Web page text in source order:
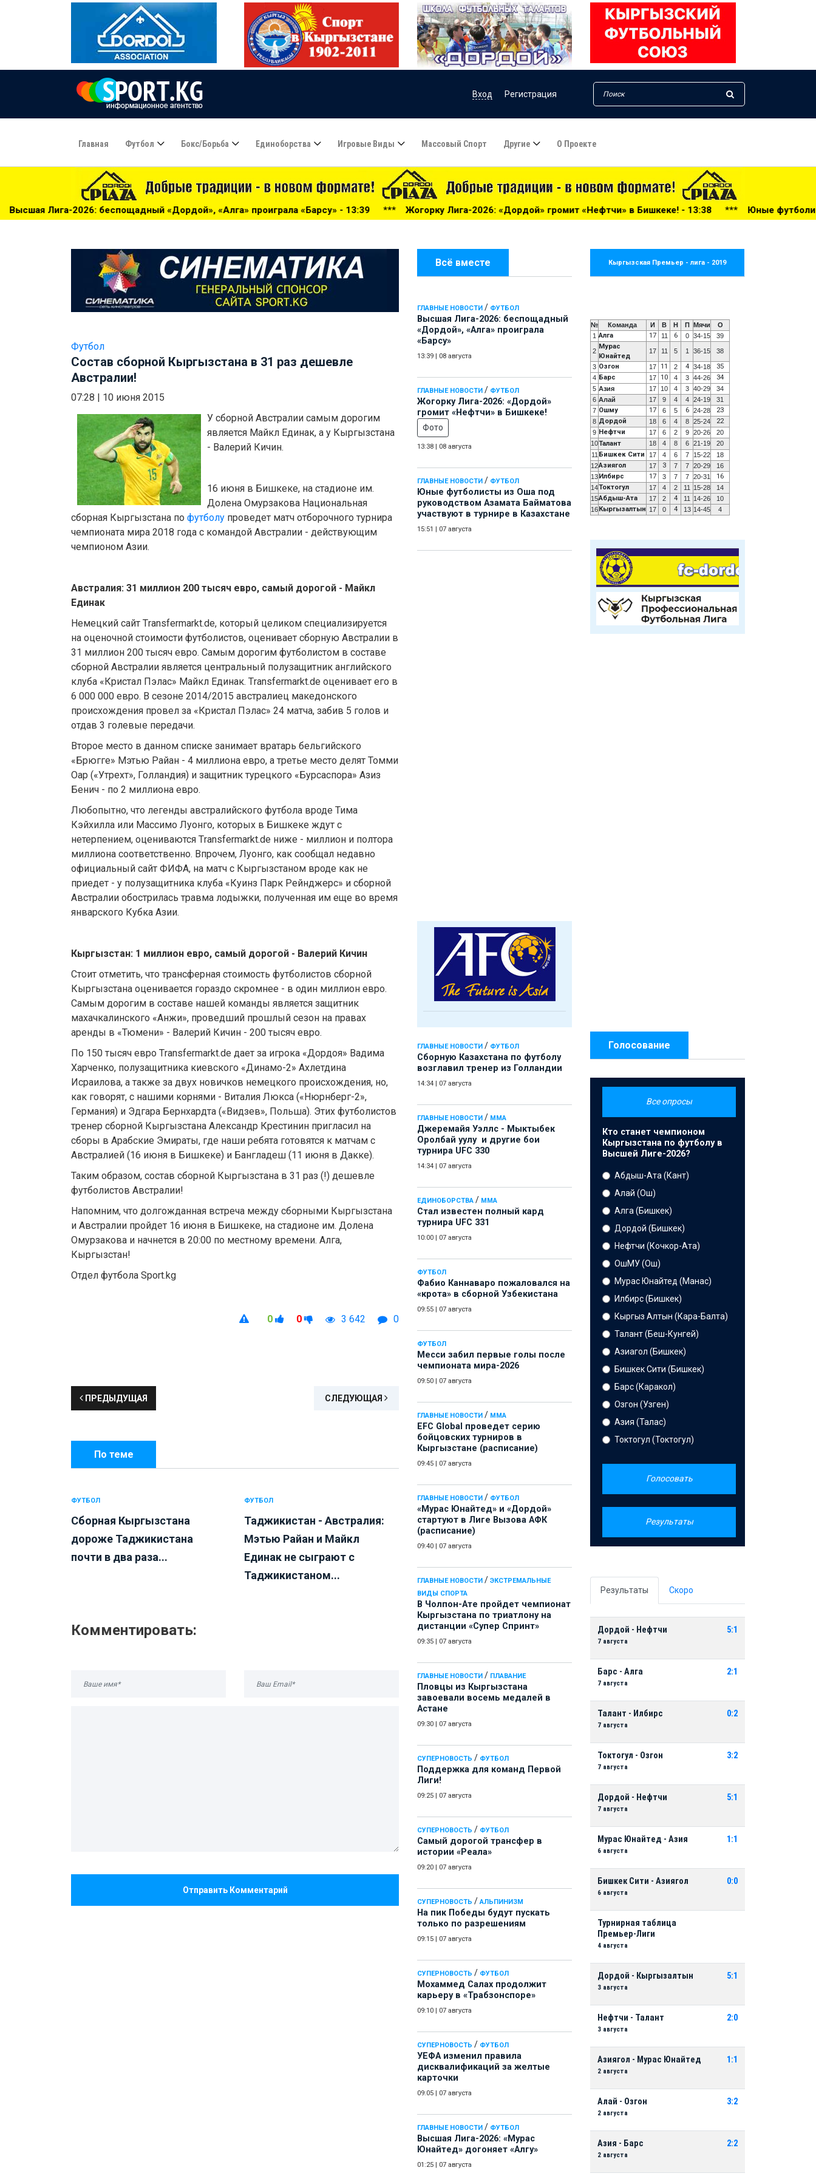
Вход Регистрация
Главная Футбол Бокс/борьба Единоборства Игровые Виды Массовый Спорт Другие О Проекте
«Дордой», «Алга» проиграла «Барсу» - 13:39 ***Жогорку Лига-2026: «Дордой» громит «Нефтчи» в Бишкеке! - 13:38 *** Юные футболисты из Оша под
Всё вместе
ГЛАВНЫЕ НОВОСТИ / ФУТБОЛ
Высшая Лига-2026: беспощадный
«Дордой», «Алга» проиграла
«Барсу»
13:39 08 августа
ГЛАВНЫЕ НОВОСТИ / ФУТБОЛ
Жогорку Лига-2026: «Дордой»
громит «Нефтчи» в Бишкеке!
Фото
13:38 08 августа
ГЛАВНЫЕ НОВОСТИ / ФУТБОЛ
Юные футболисты из Оша под
руководством Азамата Байматова
участвуют в турнире в Казахстане
15:51 07 августа
ГЛАВНЫЕ НОВОСТИ / ФУТБОЛ
Сборную Казахстана по футболу
возглавил тренер из Голландии
14:34 07 августа
ГЛАВНЫЕ НОВОСТИ / ММА
Джеремайя Уэллс - Мыктыбек
Оролбай уулу и другие бои
турнира UFC 330
14:34 07 августа
ЕДИНОБОРСТВА / ММА
Стал известен полный кард
турнира UFC 331
10:00 07 августа
ФУТБОЛ
Фабио Каннаваро пожаловался на
«крота» в сборной Узбекистана
09:55 07 августа
ФУТБОЛ
Месси забил первые голы после
чемпионата мира-2026
09:50 07 августа
ГЛАВНЫЕ НОВОСТИ / ММА
EFC Global проведет серию
бойцовских турниров в
Кыргызстане (расписание)
09:45 07 августа
ГЛАВНЫЕ НОВОСТИ / ФУТБОЛ
«Мурас Юнайтед» и «Дордой»
стартуют в Лиге Вызова АФК
(расписание)
09:40 07 августа
ГЛАВНЫЕ НОВОСТИ / ЭКСТРЕМАЛЬНЫЕ
ВИДЫ СПОРТА
В Чолпон-Ате пройдет чемпионат
Кыргызстана по триатлону на
дистанции «Супер Спринт»
09:35 07 августа
ГЛАВНЫЕ НОВОСТИ / ПЛАВАНИЕ
Пловцы из Кыргызстана
завоевали восемь медалей в
Астане
09:30 07 августа
СУПЕРНОВОСТЬ / ФУТБОЛ
Поддержка для команд Первой
Лиги!
09:25 07 августа
СУПЕРНОВОСТЬ / ФУТБОЛ
Самый дорогой трансфер в
истории «Реала»
09:20 07 августа
СУПЕРНОВОСТЬ / АЛЬПИНИЗМ
На пик Победы будут пускать
только по разрешениям
09:15 07 августа
СУПЕРНОВОСТЬ / ФУТБОЛ
Мохаммед Салах продолжит
карьеру в «Трабзонспоре»
09:10 07 августа
СУПЕРНОВОСТЬ / ФУТБОЛ
УЕФА изменил правила
дисквалификаций за желтые
карточки
09:05 07 августа
ГЛАВНЫЕ НОВОСТИ / ФУТБОЛ
Высшая Лига-2026: «Мурас
Юнайтед» догоняет «Алгу»
01:25 07 августа
Футбол
Состав сборной Кыргызстана в 31 раз дешевле
Австралии!
07:28
10 июня 2015
У сборной Австралии самым дорогим
является Майкл Единак, а у Кыргызстана
- Валерий Кичин.
16 июня в Бишкеке, на стадионе им.
Долена Омурзакова Национальная
сборная Кыргызстана по футболу проведет матч отборочного турнира
чемпионата мира 2018 года с командой Австралии - действующим
чемпионом Азии.
Австралия: 31 миллион 200 тысяч евро, самый дорогой - Майкл
Единак
Немецкий сайт Тransfermarkt.de, который целиком специализируется
на оценочной стоимости футболистов, оценивает сборную Австралии в
31 миллион 200 тысяч евро. Самым дорогим футболистом в составе
сборной Австралии является центральный полузащитник английского
клуба «Кристал Пэлас» Майкл Единак. Тransfermarkt.de оценивает его в
6 000 000 евро. В сезоне 2014/2015 австралиец македонского
происхождения провел за «Кристал Пэлас» 24 матча, забив 5 голов и
отдав 3 голевые передачи.
Второе место в данном списке занимает вратарь бельгийского
«Брюгге» Мэтью Райан - 4 миллиона евро, а третье место делят Томми
Оар («Утрехт», Голландия) и защитник турецкого «Бурсаспора» Азиз
Бенич - по 2 миллиона евро.
Любопытно, что легенды австралийского футбола вроде Тима
Кэйхилла или Массимо Луонго, которых в Бишкеке ждут с
нетерпением, оцениваются Тransfermarkt.de ниже - миллион и полтора
миллиона соответственно. Впрочем, Луонго, как сообщал недавно
официальный сайт ФИФА, на матч с Кыргызстаном вроде как не
приедет - у полузащитника клуба «Куинз Парк Рейнджерс» и сборной
Австралии обострилась травма лодыжки, полученная им еще во время
январского Кубка Азии.
Кыргызстан: 1 миллион евро, самый дорогой - Валерий Кичин
Стоит отметить, что трансферная стоимость футболистов сборной
Кыргызстана оценивается гораздо скромнее - в один миллион евро.
Самым дорогим в составе нашей команды является защитник
махачкалинского «Анжи», проведший прошлый сезон на правах
аренды в «Тюмени» - Валерий Кичин - 200 тысяч евро.
По 150 тысяч евро Тransfermarkt.de дает за игрока «Дордоя» Вадима
Харченко, полузащитника киевского «Динамо-2» Ахлетдина
Исраилова, а также за двух новичков немецкого происхождения, но,
как говорят, с нашими корнями - Виталия Люкса («Нюрнберг-2»,
Германия) и Эдгара Бернхардта («Видзев», Польша). Этих футболистов
тренер сборной Кыргызстана Александр Крестинин пригласил на
сборы в Арабские Эмираты, где наши ребята готовятся к матчам с
Австралией (16 июня в Бишкеке) и Бангладеш (11 июня в Дакке).
Таким образом, состав сборной Кыргызстана в 31 раз (!) дешевле
футболистов Австралии!
Напомним, что долгожданная встреча между сборными Кыргызстана
и Австралии пройдет 16 июня в Бишкеке, на стадионе им. Долена
Омурзакова и начнется в 20:00 по местному времени. Алга,
Кыргызстан!
Отдел футбола Sport.kg
0 0 3 642 0
ПРЕДЫДУЩАЯ СЛЕДУЮЩАЯ
По теме
ФУТБОЛ
Сборная Кыргызстана
дороже Таджикистана
почти в два раза...
ФУТБОЛ
Таджикистан - Австралия:
Мэтью Райан и Майкл
Единак не сыграют с
Таджикистаном...
Комментировать:
Отправить Комментарий
Кыргызская Премьер - лига - 2019
№ Команда И В Н П Мячи
О
1 Алга 17 11 6 0 34-15 39
2
Мурас
Юнайтед
17 11 5 1 36-15 38
3 Озгон 17 11 2 4 34-18 35
4 Барс 17 10 4 3 44-26 34
5 Азия 17 10 4 3 40-29
34
6 Алай 17 9 4 4 24-19
31
7 Ошму 17 6 5 6 24-28 23
8 Дордой 18 6 4 8 25-24 22
9 Нефтчи 17 6 2 9 20-26
20
10Талант 18 4 8 6 21-19
20
11 Бишкек Сити 17 4 6 7 15-22
18
12Азиягол 17 3 7 7 20-29
16
13 Илбирс 17 3 7 7 20-31 16
14Токтогул 17 4 2 11 15-28
14
15Абдыш-Ата 17 2 4 11 14-26
10
16 Кыргызалтын 17 0 4 13 14-45 4
Голосование
Все опросы
Кто станет чемпионом
Кыргызстана по футболу в
Высшей Лиге-2026?
Абдыш-Ата (Кант)
Алай (Ош)
Алга (Бишкек)
Дордой (Бишкек)
Нефтчи (Кочкор-Ата)
ОшМУ (Ош)
Мурас Юнайтед (Манас)
Илбирс (Бишкек)
Кыргыз Алтын (Кара-Балта)
Талант (Беш-Кунгей)
Азиагол (Бишкек)
Бишкек Сити (Бишкек)
Барс (Каракол)
Озгон (Узген)
Азия (Талас)
Токтогул (Токтогул)
Голосовать
Результаты
Результаты Скоро
Дордой - Нефтчи
7 августа
5:1
Барс - Алга
7 августа
2:1
Талант - Илбирс
7 августа
0:2
Токтогул - Озгон
7 августа
3:2
Дордой - Нефтчи
7 августа
5:1
Мурас Юнайтед - Азия
6 августа
1:1
Бишкек Сити - Азиягол
6 августа
0:0
Турнирная таблица
Премьер-Лиги
4 августа
Дордой - Кыргызалтын
3 августа
5:1
Нефтчи - Талант
3 августа
2:0
Азиягол - Мурас Юнайтед
2 августа
1:1
Алай - Озгон
2 августа
3:2
Азия - Барс
2 августа
2:2